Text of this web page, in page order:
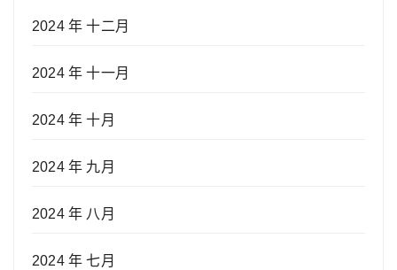
2024 年 十二月
2024 年 十一月
2024 年 十月
2024 年 九月
2024 年 八月
2024 年 七月